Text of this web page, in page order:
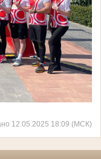
12.05.2025 18:09 (МСК)